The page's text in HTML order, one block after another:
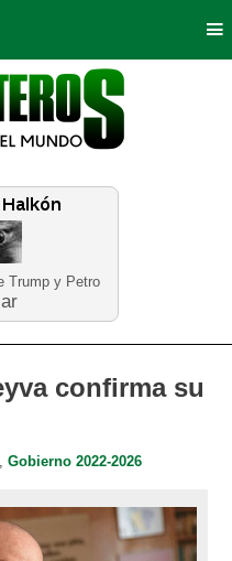
Trump y Petro
Bogotá
Deportes
Neira
confirma su
Gobierno 2022-2026